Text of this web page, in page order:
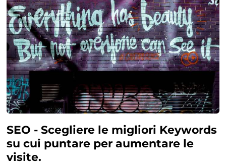
SEO - Scegliere le migliori Keywords
su cui puntare per aumentare le
visite.